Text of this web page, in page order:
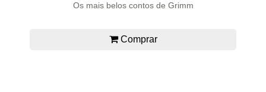
Os mais belos contos de Grimm
Comprar